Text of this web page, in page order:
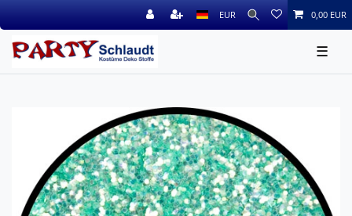
EUR 0,00 EUR
☰